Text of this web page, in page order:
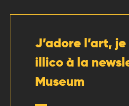
J’adore l’art, je
illico à la
Museum